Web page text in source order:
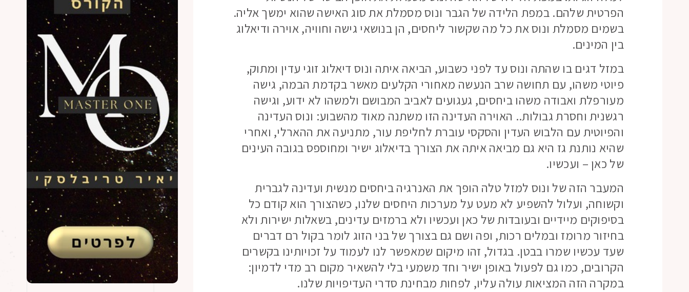
הפרטית שלהם. במפת הלידה של הגבר ונוס מסמלת את סוג האישה שהוא ימשך אליה.
בשמים מסמלת ונוס את כל מה שקשור ליחסים, הן בנושאי גישה וחוויה, אוירה ודיאלוג
בין המינים.
במזל דגים בו שהתה ונוס עד לפני כשבוע, הביאה איתה ונוס דיאלוג זוגי עדין ומתוק,
פיוטי משהו, עם תחושה שרב הנעשה מאחורי הקלעים מאשר בקדמת הבמה, גישה
מעורפלת ואבודה משהו ביחסים, געגועים לאביב המבושם ולמשהו לא ידוע, וגישה
רגשנית וחסרת גבולות.. האוירה העדינה הזו משתנה מאוד מהשבוע: ונוס העדינה
והפיוטית עם הלבוש העדין והסקסי עוברת לחליפת עור, מתניעה את ההארלי, ואחרי
שהיא נותנת גז היא גם מביאה איתה את הצורך בדיאלוג ישיר ומחוספס בגובה העינים
של כאן – ועכשיו.
המעבר הזה של ונוס למזל טלה הופך את האנרגיה ביחסים מנשית ועדינה לגברית
וקשוחה, ועלול להשפיע לא מעט על מערכות היחסים שלנו, כשהצורך הוא קודם כל
בסיפוקים מיידיים ובעובדות של כאן ועכשיו ולא ברמזים עדינים, בשאלות ישירות ולא
בחיזור מרומז ובמלים רכות, ופה ושם גם בצורך של בני הזוג לומר בקול רם דברים
שעד עכשיו שמרו בבטן. בגדול, זהו מיקום שמאפשר לנו לעמוד על זכויותינו בקשרים
הקרובים, כמו גם לפעול באופן ישיר וחד משמעי בלי להשאיר מקום רב מדי לדמיון:
במקרה הזה המציאות עולה עליו, לפחות מבחינת סדרי העדיפויות שלנו.